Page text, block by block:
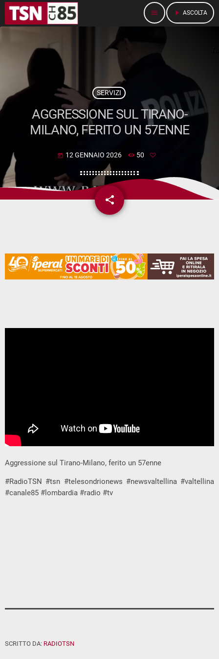
menu play_arrow ASCOLTA
SERVIZI
AGGRESSIONE SUL TIRANO-
MILANO, FERITO UN 57ENNE
today 12 GENNAIO 2026 50
share
email
Aggressione sul Tirano-Milano, ferito un 57enne
#RadioTSN #tsn #telesondrionews #newsvaltellina #valtellina
#canale85 #lombardia #radio #tv
SCRITTO DA: RADIOTSN